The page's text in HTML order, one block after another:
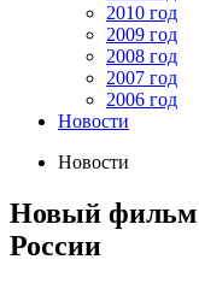
2010 год
2009 год
2008 год
2007 год
2006 год
Новости
Новости
Новый фильм
России